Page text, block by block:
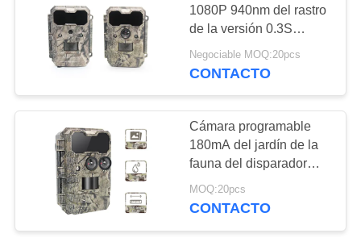
Cámara celular del
juego
14
1080P 940nm del rastro
de la versión 0.3S
ningún resplandor los
30m infrarrojos PIR
Negociable MOQ:20pcs
CONTACTO
Cámara programable
180mA del jardín de la
fauna del disparador
0.25S con la lente micro
MOQ:20pcs
CONTACTO